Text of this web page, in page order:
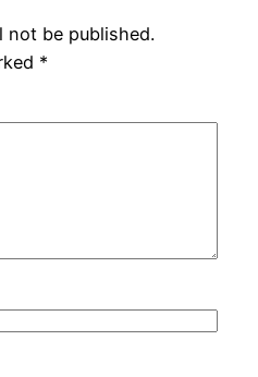
not be published.
*